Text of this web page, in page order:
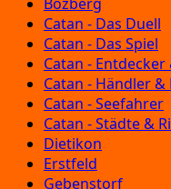
Catan - Das Duell
Catan - Das Spiel
Catan -
Catan - Händler &
Catan - Seefahrer
Catan - Städte &
Dietikon
Erstfeld
Gebenstorf